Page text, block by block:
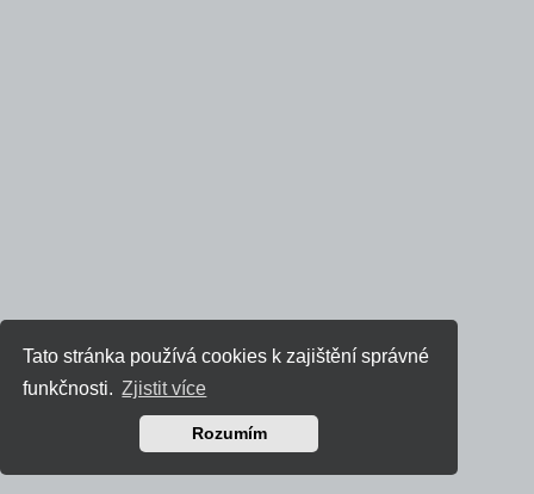
Tato stránka používá cookies k zajištění správné
funkčnosti. Zjistit více
Rozumím